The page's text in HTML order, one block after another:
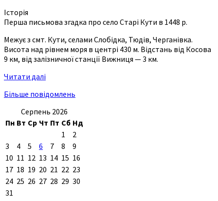
Історія
Перша письмова згадка про село Старі Кути в 1448 р.
Межує з смт. Кути, селами Слобідка, Тюдів, Черганівка.
Висота над рівнем моря в центрі 430 м. Відстань від Косова
9 км, від залізничної станції Вижниця — 3 км.
Читати далі
Більше повідомлень
Серпень 2026
Пн Вт Ср Чт Пт Сб Нд
1
2
3
4 5 6 7 8
9
10 11 12 13 14 15 16
17 18 19 20 21 22 23
24 25 26 27 28 29 30
31